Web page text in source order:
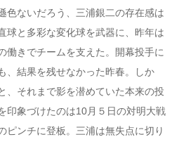
色ないだろう、三浦銀二の存在感は
球と多彩な変化球を武器に、昨年は
働きでチームを支えた。開幕投手に
、結果を残せなかった昨春。しか
、それまで影を潜めていた本来の投
印象づけたのは10月５日の対明大戦
ピンチに登板。三浦は無失点に切り